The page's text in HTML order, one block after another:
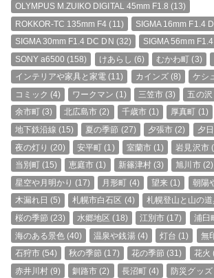
OLYMPUS M.ZUIKO DIGITAL 45mm F1.8 (13)
ROKKOR-TC 135mm F4 (11) SIGMA 16mm F1.4
SIGMA 30mm F1.4 DC DN (32) SIGMA 56mm
SONY a6500 (158) けあらし (6) むかわ町 (3)
インテリアや家具と家電 (11) カインズ(8) ケシ
コミック (4) ワークマン (1) 三笠市 (3) 五の沢
余市町(3) 北広島市 (2) 千歳市(1) 厚真町 (1)
地下鉄沿線 (15) 夏の季節 (27) 夕張市 (2) 夕日
夜の灯り (20) 安平町 (1) 室蘭市(1) 岩見沢市
当別町(15) 恵庭市 (1) 新篠津村(3) 旭川市(2)
星空や月明かり (17) 月形町 (4) 望来 (1) 朝陽
木漏れ日 (5) 札幌市白石区 (4) 札幌登山と山の道
桜の季節 (23) 水郷地区 (18) 江別市 (17) 浦臼
海のある景色 (40) 温泉や銭湯(4) 灯台 (1) 無
石狩市(54) 秋の季節 (17) 花の季節 (31) 花火
赤井川村(9) 釧路市 (2) 長沼町(4) 防災グッズ